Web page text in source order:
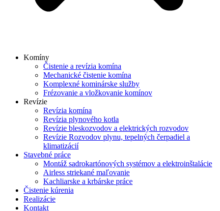
Komíny
Čistenie a revízia komína
Mechanické čistenie komína
Komplexné kominárske služby
Frézovanie a vložkovanie komínov
Revízie
Revízia komína
Revízia plynového kotla
Revízie bleskozvodov a elektrických rozvodov
Revízie Rozvodov plynu, tepelných čerpadiel a
klimatizácií
Stavebné práce
Montáž sadrokartónových systémov a elektroinštalácie
Airless striekané maľovanie
Kachliarske a krbárske práce
Čistenie kúrenia
Realizácie
Kontakt